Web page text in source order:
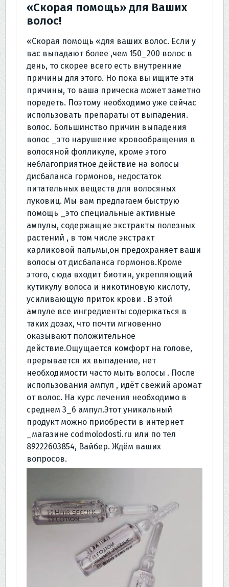
«Скорая помощь» для Ваших
волос!
«Скорая помощь «для ваших волос. Если у
вас выпадают более ,чем 150_200 волос в
день, то скорее всего есть внутренние
причины для этого. Но пока вы ищите эти
причины, то ваша прическа может заметно
поредеть. Поэтому необходимо уже сейчас
использовать препараты от выпадения.
волос. Большинство причин выпадения
волос _это нарушение кровообращения в
волосяной фолликуле, кроме этого
неблагоприятное действие на волосы
дисбаланса гормонов, недостаток
питательных веществ для волосяных
луковиц. Мы вам предлагаем быструю
помощь _это специальные активные
ампулы, содержащие экстракты полезных
растений , в том числе экстракт
карликовой пальмы,он предохраняет ваши
волосы от дисбаланса гормонов.Кроме
этого, сюда входит биотин, укрепляющий
кутикулу волоса и никотиновую кислоту,
усиливающую приток крови . В этой
ампуле все ингредиенты содержаться в
таких дозах, что почти мгновенно
оказывают положительное
действие.Ощущается комфорт на голове,
прерывается их выпадение, нет
необходимости часто мыть волосы . После
использования ампул , идёт свежий аромат
от волос. На курс лечения необходимо в
среднем 3_6 ампул.Этот уникальный
продукт можно приобрести в интернет
_магазине codmolodosti.ru или по тел
89222603854, Вайбер. Ждём ваших
вопросов.